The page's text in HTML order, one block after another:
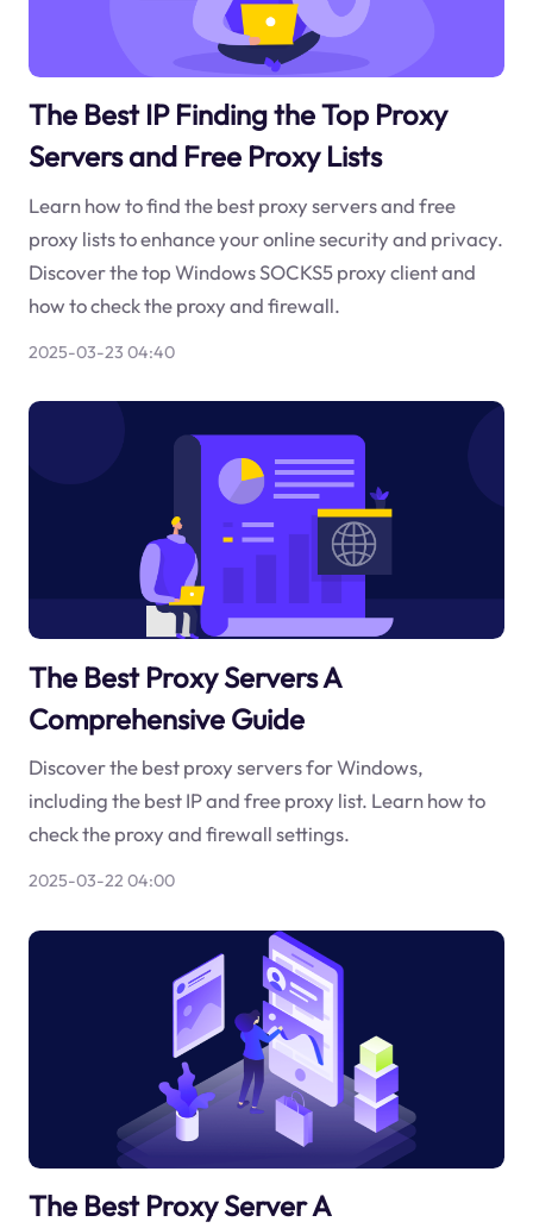
The Best IP Finding the Top Proxy
Servers and Free Proxy Lists
Learn how to find the best proxy servers and free
proxy lists to enhance your online security and privacy.
Discover the top Windows SOCKS5 proxy client and
how to check the proxy and firewall.
2025-03-23 04:40
The Best Proxy Servers A
Comprehensive Guide
Discover the best proxy servers for Windows,
including the best IP and free proxy list. Learn how to
check the proxy and firewall settings.
2025-03-22 04:00
The Best Proxy Server A